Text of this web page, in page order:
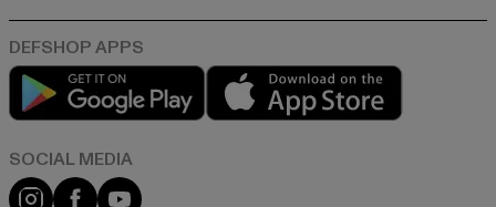
Play market
Instagram
FacebookYouTube